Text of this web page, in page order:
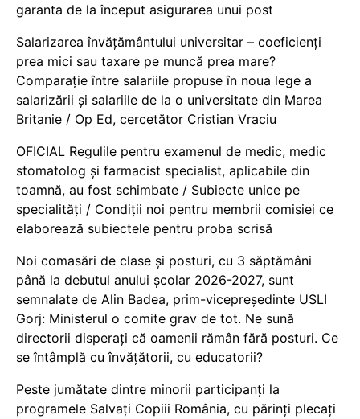
garanta de la început asigurarea unui post
Salarizarea învățământului universitar – coeficienți
prea mici sau taxare pe muncă prea mare?
Comparație între salariile propuse în noua lege a
salarizării și salariile de la o universitate din Marea
Britanie / Op Ed, cercetător Cristian Vraciu
OFICIAL Regulile pentru examenul de medic, medic
stomatolog și farmacist specialist, aplicabile din
toamnă, au fost schimbate / Subiecte unice pe
specialități / Condiții noi pentru membrii comisiei ce
elaborează subiectele pentru proba scrisă
Noi comasări de clase și posturi, cu 3 săptămâni
până la debutul anului școlar 2026-2027, sunt
semnalate de Alin Badea, prim-vicepreședinte USLI
Gorj: Ministerul o comite grav de tot. Ne sună
directorii disperați că oamenii rămân fără posturi. Ce
se întâmplă cu învățătorii, cu educatorii?
Peste jumătate dintre minorii participanți la
programele Salvați Copiii România, cu părinți plecați